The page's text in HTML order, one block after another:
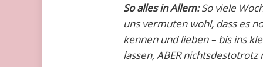
So alles in Allem:So viele
uns vermuten wohl, dass es
kennen und lieben – bis ins
lassen, ABER